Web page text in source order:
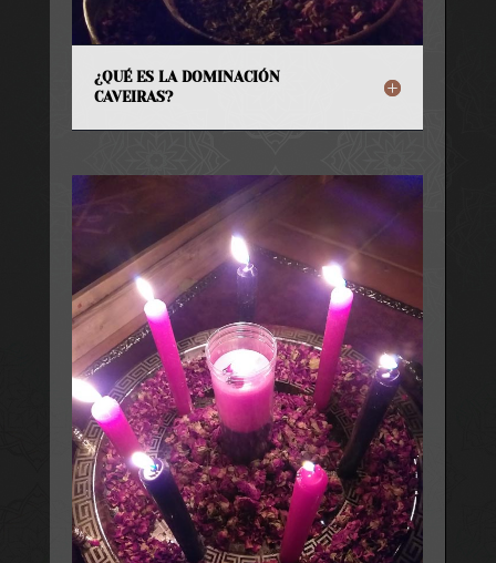
¿QUÉ ES LA DOMINACIÓN
CAVEIRAS?